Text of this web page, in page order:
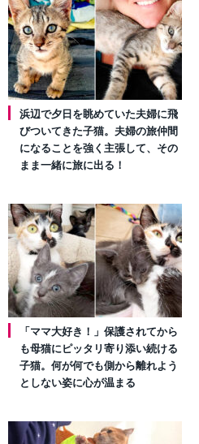
浜辺で夕日を眺めていた夫婦に飛
びついてきた子猫。夫婦の旅仲間
になることを強く主張して、その
まま一緒に旅に出る！
「ママ大好き！」保護されてから
も母猫にピッタリ寄り添い続ける
子猫。何が何でも側から離れよう
としない姿に心が温まる